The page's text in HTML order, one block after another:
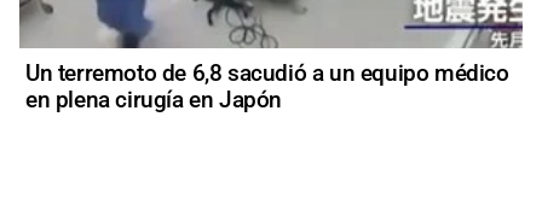
Un terremoto de 6,8 sacudió a un equipo médico
en plena cirugía en Japón